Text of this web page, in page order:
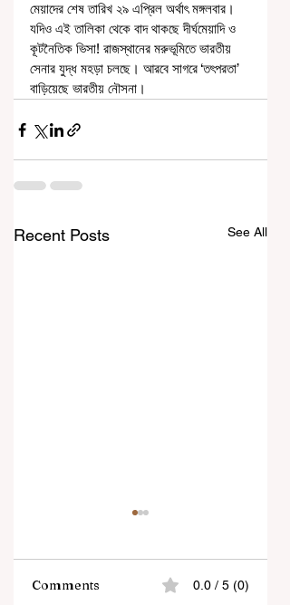
মেয়াদের শেষ তারিখ ২৯ এপ্রিল অর্থাৎ মঙ্গলবার।
যদিও এই তালিকা থেকে বাদ থাকছে দীর্ঘমেয়াদি ও
কূটনৈতিক ভিসা! রাজস্থানের মরুভূমিতে ভারতীয়
সেনার যুদ্ধ মহড়া চলছে। আরবে সাগরে ‘তৎপরতা’
বাড়িয়েছে ভারতীয় নৌসনা।
Recent Posts See All
Comments 0.0 / 5 (0)